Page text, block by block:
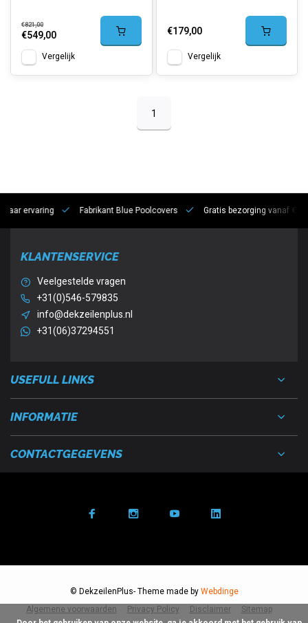
€821,00
€549,00
Vergelijk
€179,00
Vergelijk
1
jaar ervaring Fabrikant Blue Poolcovers Gratis bezorging vanaf
KLANTENSERVICE
Veelgestelde vragen
+31(0)546-579835
info@dekzeilenplus.nl
+31(06)37294551
USEFULL LINKS
INFORMATIE
CONTACTGEGEVENS
Algemene voorwaarden Privacy Policy Disclaimer Sitemap
© DekzeilenPlus- Theme made byWebdinge